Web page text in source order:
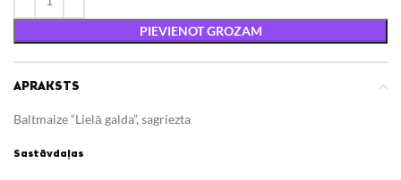
PIEVIENOT GROZAM
APRAKSTS
Baltmaize “Lielā galda”, sagriezta
Sastāvdaļas